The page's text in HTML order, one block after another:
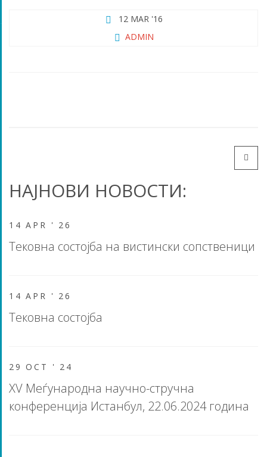
12 MAR '16
ADMIN
НАЈНОВИ НОВОСТИ:
14 APR ' 26
Тековна состојба на вистински сопственици
14 APR ' 26
Тековна состојба
29 OCT ' 24
XV Меѓународна научно-стручна
конференција Истанбул, 22.06.2024 година